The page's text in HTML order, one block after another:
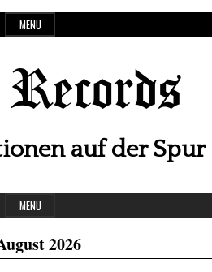
MENU
auf der Spur
MENU
2026